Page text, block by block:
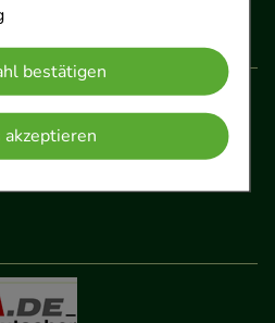
unserer
(z.B. Navigation,
weshalb auf diese nicht
werden genutzt um das
zu gestalten,
an bevorzugte
ermöglichen es uns
bestätigen